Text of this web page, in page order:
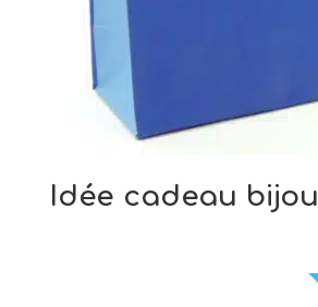
Idée cadeau bijou